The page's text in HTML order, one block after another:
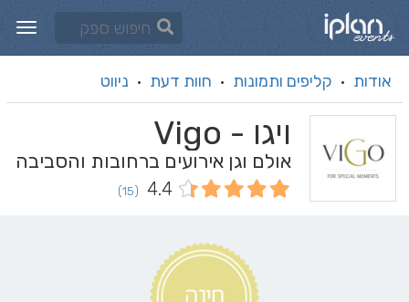
אודות · קליפים ותמונות · חוות דעת · ניווט
ויגו - Vigo
אולם וגן אירועים ברחובות והסביבה
4.4
(15)